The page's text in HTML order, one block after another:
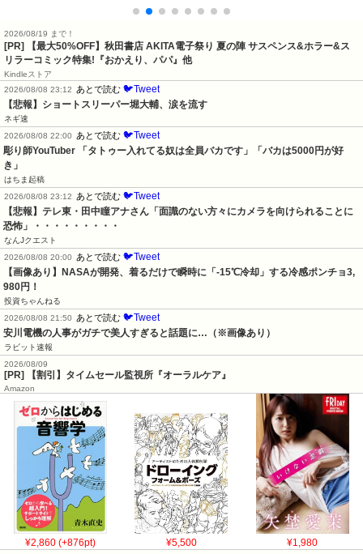
2026/08/19 まで！
[PR] 【最大50%OFF】秋田書店 AKITA電子祭り 夏の陣 サスペンス&ホラー&ス
リラーコミック特集!『おかえり、パパ』他
Kindleストア
2026/08/08 23:12 あとで読む 🐦Tweet
【悲報】ショートスリーパー堀大輔、涙を流す
ネギ速
2026/08/08 22:00 あとで読む 🐦Tweet
彫り師YouTuber 「タトゥー入れてる奴は全員バカです」「バカは5000円が好
き」
はちま起稿
2026/08/08 23:12 あとで読む 🐦Tweet
【悲報】テレ東・田中瞳アナさん「面識のない方々にカメラを向けられることに
恐怖」・・・・・・・・・
なんJクエスト
2026/08/08 20:00 あとで読む 🐦Tweet
【画像あり】NASAが開発、着るだけで瞬時に「-15℃冷却」する冷感ポンチョ3,
980円！
投資ちゃんねる
2026/08/08 21:50 あとで読む 🐦Tweet
安川電機の人事がガチで美人すぎると話題に…（※画像あり）
ラビット速報
2026/08/09
[PR] 【割引】タイムセール監視所『オーラルケア』
Amazon
¥2,860 (+876pt) ¥5,500 ¥1,980